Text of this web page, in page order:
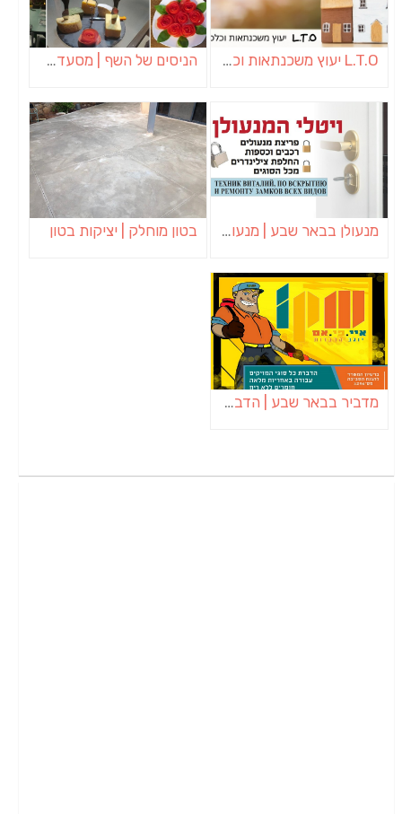
L.T.O יעוץ משכנתאות וכלכלת משפחה | יועץ משכנתאות באשכול הניסים של השף | מסעדת שף בבית | ארוחות גורמה
מנעולן בבאר שבע | מנעולן באופקים | ויטלי המנעולן בטון מוחלק | יציקות בטון
מדביר בבאר שבע | הדברה בבאר שבע | יוגב הדברות